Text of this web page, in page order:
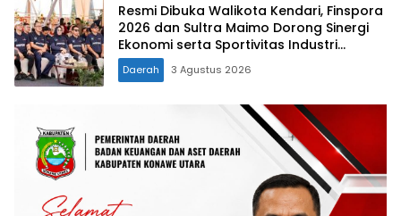
Resmi Dibuka Walikota Kendari, Finspora
2026 dan Sultra Maimo Dorong Sinergi
Ekonomi serta Sportivitas Industri
Keuangan
Daerah 3 Agustus 2026